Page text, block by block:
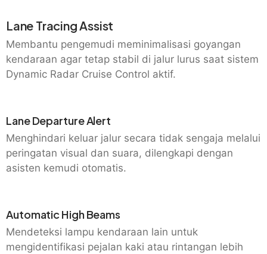
Lane Tracing Assist
Membantu pengemudi meminimalisasi goyangan
kendaraan agar tetap stabil di jalur lurus saat sistem
Dynamic Radar Cruise Control aktif.
Lane Departure Alert
Menghindari keluar jalur secara tidak sengaja melalui
peringatan visual dan suara, dilengkapi dengan
asisten kemudi otomatis.
Automatic High Beams
Mendeteksi lampu kendaraan lain untuk
mengidentifikasi pejalan kaki atau rintangan lebih